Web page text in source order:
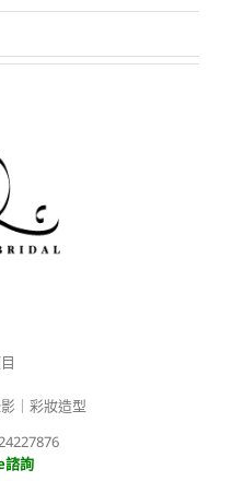
｜彩妝造型
諮詢